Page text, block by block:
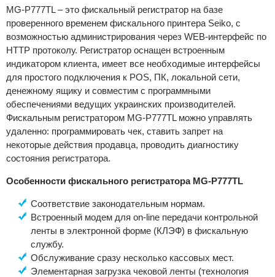
MG-P777TL – это фискальный регистратор на базе
проверенного временем фискального принтера Seiko, с
возможностью администрирования через WEB-интерфейс по
HTTP протоколу. Регистратор оснащен встроенным
индикатором клиента, имеет все необходимые интерфейсы
для простого подключения к POS, ПК, локальной сети,
денежному ящику и совместим с программными
обеспечениями ведущих украинских производителей.
Фискальным регистратором MG-P777TL можно управлять
удаленно: программировать чек, ставить запрет на
некоторые действия продавца, проводить диагностику
состояния регистратора.
Особенности фискального регистратора MG-Р777TL
Соответствие законодательным нормам.
Встроенный модем для on-line передачи контрольной
ленты в электронной форме (КЛЭФ) в фискальную
службу.
Обслуживание сразу несколько кассовых мест.
Элементарная загрузка чековой ленты (технология